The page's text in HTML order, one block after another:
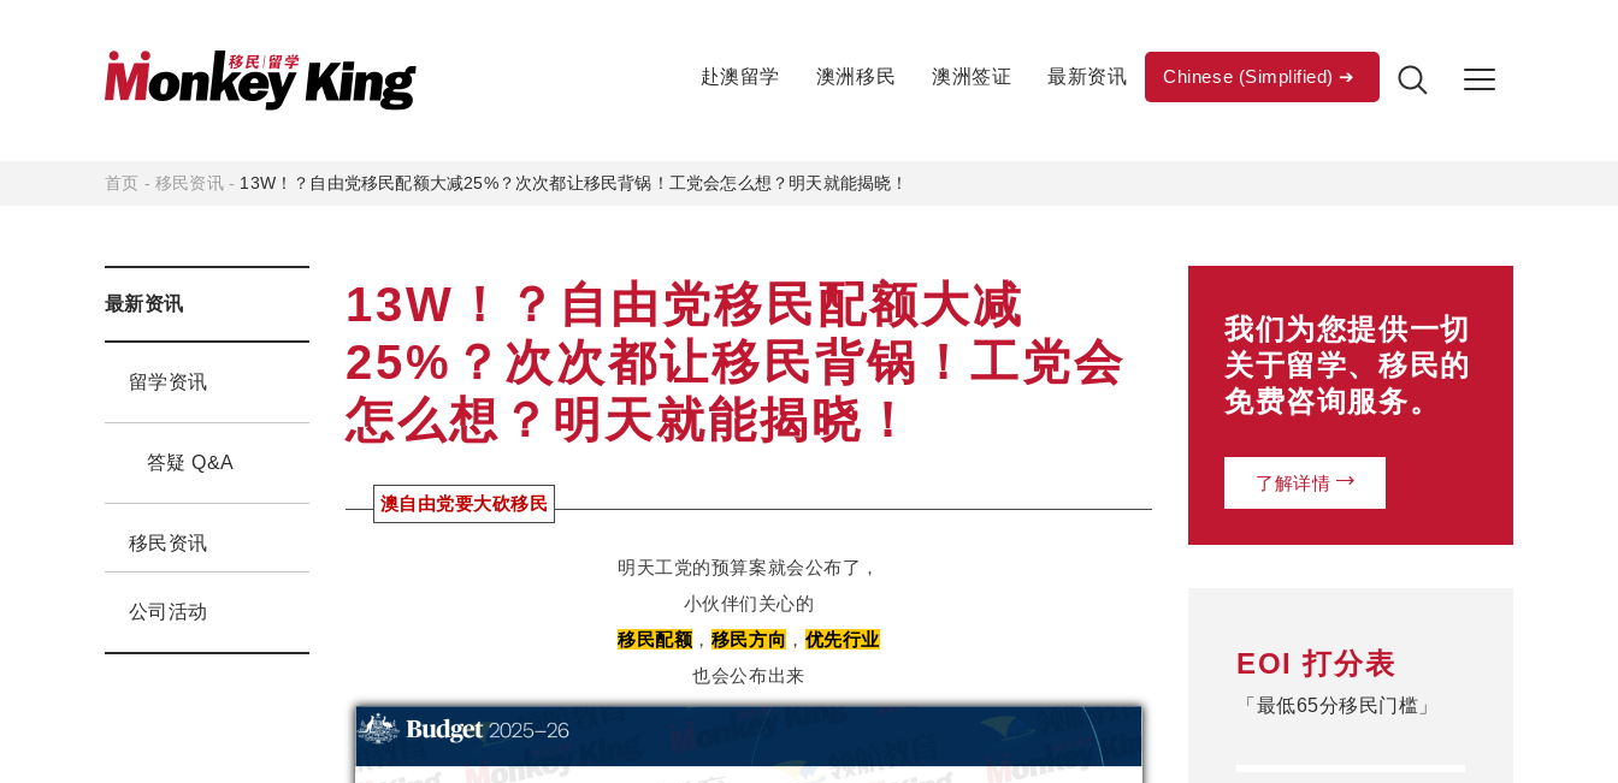
赴澳留学 澳洲移民 澳洲签证 最新资讯 Chinese (Simplified)
首页 -移民资讯- 13W！？自由党移民配额大减25%？次次都让移民背锅！工党会怎么想？明天就能揭晓！
最新资讯
留学资讯
答疑 Q&A
移民资讯
公司活动
13W！？自由党移民配额大减
25%？次次都让移民背锅！工党会
怎么想？明天就能揭晓！
澳自由党要大砍移民
明天工党的预算案就会公布了，
小伙伴们关心的
移民配额 ， 移民方向 ， 优先行业
也会公布出来
我们为您提供一切
关于留学、移民的
免费咨询服务。
了解详情
EOI 打分表
「最低65分移民门槛」